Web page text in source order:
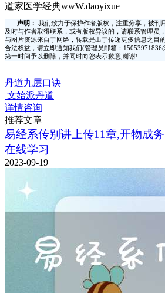
道家医学经典wwW.daoyixue
声明：
我们致力于保护作者版权，注重分享，被刊
及时与作者取得联系，或有版权异议的，请联系管理员
与图片资源来自于网络，转载是出于传递更多信息之目
合法权益，请立即通知我们(管理员邮箱：
第一时间予以删除，并同时向您表示歉意,谢谢!
丹道九层口诀
文始派丹道
详情咨询
推荐文章
易经系传别讲上传11章,开物成务
在线学习
2023-09-19